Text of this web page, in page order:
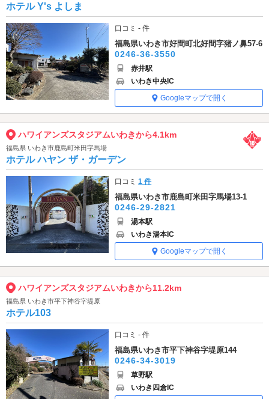
ホテル Y's よしま
口コミ - 件
福島県いわき市好間町北好間字猪ノ鼻57-6
0246-36-3550
赤井駅
いわき中央IC
Googleマップで開く
ハワイアンズスタジアムいわきから4.1km
福島県 いわき市鹿島町米田字馬場
ホテル ハヤン ザ・ガーデン
口コミ1 件
福島県いわき市鹿島町米田字馬場13-1
0246-29-2821
湯本駅
いわき湯本IC
Googleマップで開く
ハワイアンズスタジアムいわきから11.2km
福島県 いわき市平下神谷字堤原
ホテル103
口コミ - 件
福島県いわき市平下神谷字堤原144
0246-34-3019
草野駅
いわき四倉IC